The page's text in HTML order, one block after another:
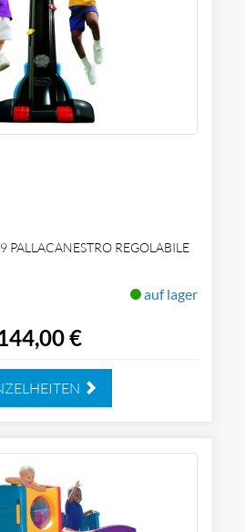
PALLACANESTRO REGOLABILE
auf lager
€